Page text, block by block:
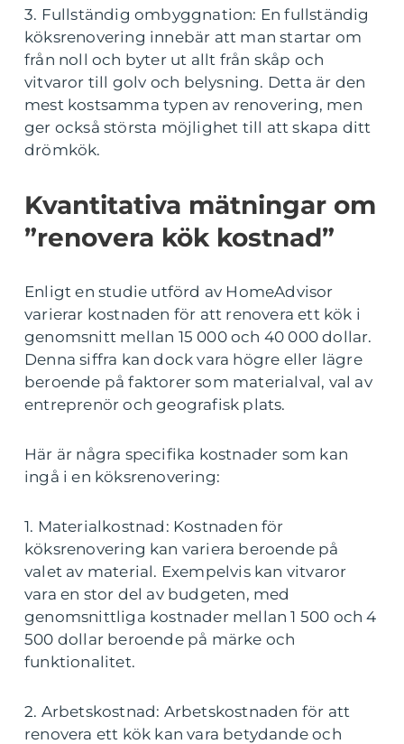
3. Fullständig ombyggnation: En fullständig
köksrenovering innebär att man startar om
från noll och byter ut allt från skåp och
vitvaror till golv och belysning. Detta är den
mest kostsamma typen av renovering, men
ger också största möjlighet till att skapa ditt
drömkök.
Kvantitativa mätningar om
”renovera kök kostnad”
Enligt en studie utförd av HomeAdvisor
varierar kostnaden för att renovera ett kök i
genomsnitt mellan 15 000 och 40 000 dollar.
Denna siffra kan dock vara högre eller lägre
beroende på faktorer som materialval, val av
entreprenör och geografisk plats.
Här är några specifika kostnader som kan
ingå i en köksrenovering:
1. Materialkostnad: Kostnaden för
köksrenovering kan variera beroende på
valet av material. Exempelvis kan vitvaror
vara en stor del av budgeten, med
genomsnittliga kostnader mellan 1 500 och 4
500 dollar beroende på märke och
funktionalitet.
2. Arbetskostnad: Arbetskostnaden för att
renovera ett kök kan vara betydande och